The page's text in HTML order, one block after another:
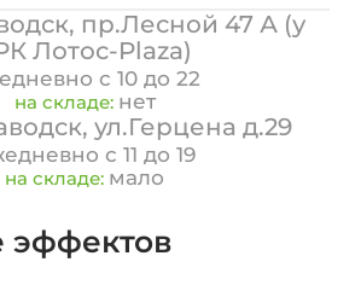
пр.Лесной 47 А (у
Лотос-Plaza)
с 10 до 22
на складе: нет
ул.Герцена д.29
с 11 до 19
на складе: мало
эффектов